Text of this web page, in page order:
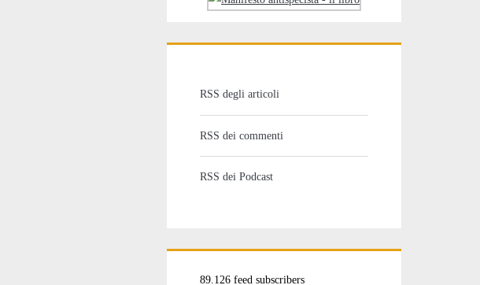
RSS degli articoli
RSS dei commenti
RSS dei Podcast
89.126 feed subscribers